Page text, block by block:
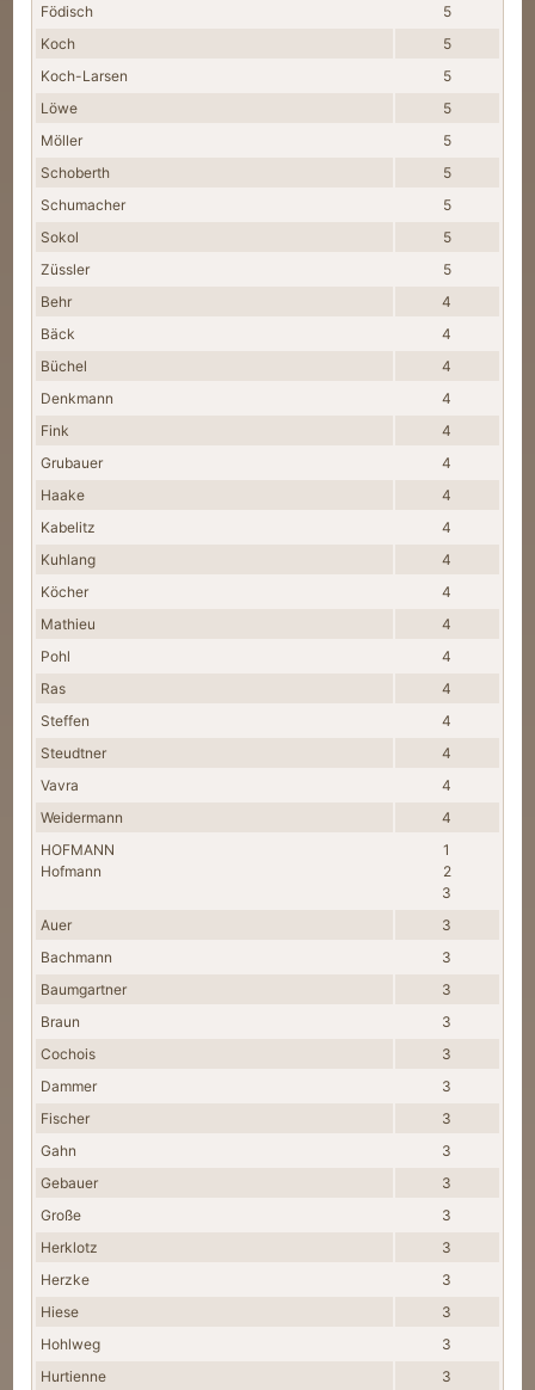
Födisch
5
Koch
5
Koch-Larsen
5
Löwe
5
Möller
5
Schoberth
5
Schumacher
5
Sokol
5
Züssler
5
Behr
4
Bäck
4
Büchel
4
Denkmann
4
Fink
4
Grubauer
4
Haake
4
Kabelitz
4
Kuhlang
4
Köcher
4
Mathieu
4
Pohl
4
Ras
4
Steffen
4
Steudtner
4
Vavra
4
Weidermann
4
HOFMANN
Hofmann
1
2
3
Auer
3
Bachmann
3
Baumgartner
3
Braun
3
Cochois
3
Dammer
3
Fischer
3
Gahn
3
Gebauer
3
Große
3
Herklotz
3
Herzke
3
Hiese
3
Hohlweg
3
Hurtienne
3